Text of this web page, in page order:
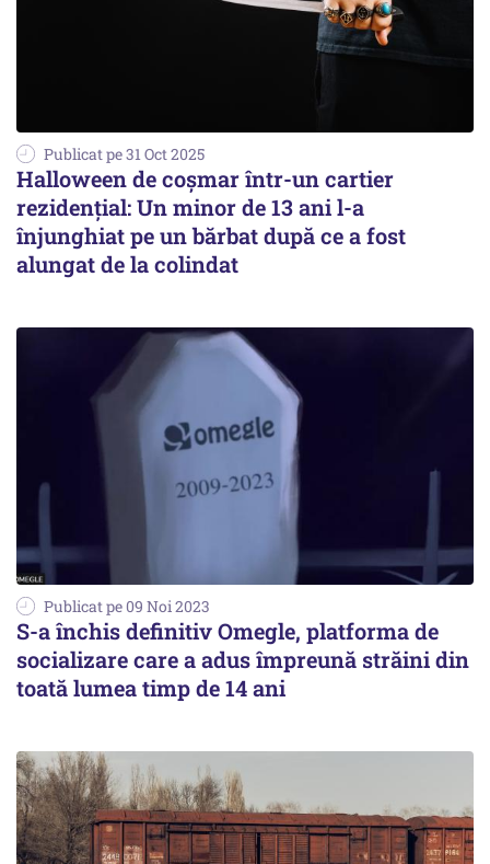
Publicat pe 31 Oct 2025
Halloween de coșmar într-un cartier
rezidențial: Un minor de 13 ani l-a
înjunghiat pe un bărbat după ce a fost
alungat de la colindat
Publicat pe 09 Noi 2023
S-a închis definitiv Omegle, platforma de
socializare care a adus împreună străini din
toată lumea timp de 14 ani